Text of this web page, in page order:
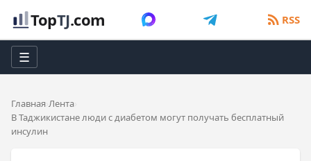
TopTJ.com RSS
☰
Главная Лента
В Таджикистане люди с диабетом могут получать бесплатный
инсулин